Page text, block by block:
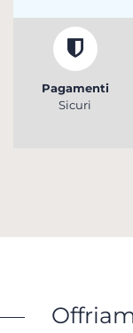
Pagamenti
Sicuri